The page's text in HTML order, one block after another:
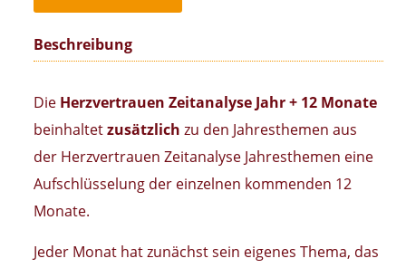
Beschreibung
Die Herzvertrauen Zeitanalyse Jahr + 12 Monate
beinhaltetzusätzlich zu den Jahresthemen aus
der Herzvertrauen Zeitanalyse Jahresthemen eine
Aufschlüsselung der einzelnen kommenden 12
Monate.
Jeder Monat hat zunächst sein eigenes Thema, das